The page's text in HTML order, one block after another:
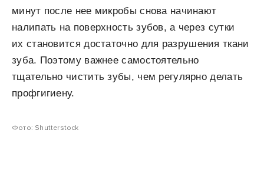
минут после нее микробы снова начинают
налипать на поверхность зубов, а через сутки
их становится достаточно для разрушения ткани
зуба. Поэтому важнее самостоятельно
тщательно чистить зубы, чем регулярно делать
профгигиену.
Фото: Shutterstock